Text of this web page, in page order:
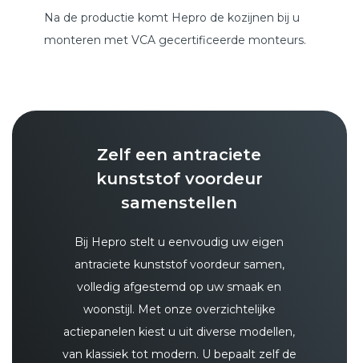
Na de productie komt Hepro de kozijnen bij u
monteren met VCA gecertificeerde monteurs.
Zelf een antraciete
kunststof voordeur
samenstellen
Bij Hepro stelt u eenvoudig uw eigen
antraciete kunststof voordeur samen,
volledig afgestemd op uw smaak en
woonstijl. Met onze overzichtelijke
actiepanelen kiest u uit diverse modellen,
van klassiek tot modern. U bepaalt zelf de